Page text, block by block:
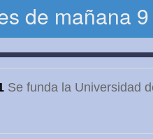
de mañana
Se funda la Universidad